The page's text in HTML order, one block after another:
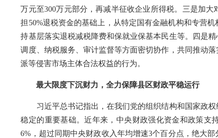
万元至300万元部分，再减半征收企业所得税。三是加
担50%退税资金的基础上，从特定国有金融机构和专营
持基层落实退税减税降费和保就业保基本民生等。四是
调度、纳税服务、审计监督等方面密切协作，共同推动
派等侵害市场主体合法权益的行为。
最大限度下沉财力，全力保障县区财政平稳运行
习近平总书记指出，在我们党的组织结构和国家政权
稳定的重要基础。近年来，中央财政强化资金和政策支
6%，超过同期中央财政收入年均增速3个百分点，绝大